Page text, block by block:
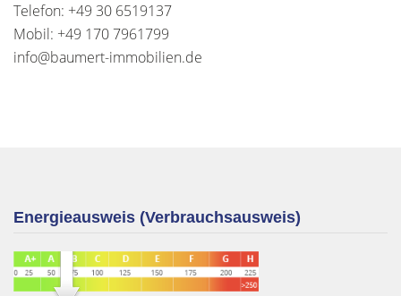
Telefon: +49 30 6519137
Mobil: +49 170 7961799
info@baumert-immobilien.de
Energieausweis (Verbrauchsausweis)